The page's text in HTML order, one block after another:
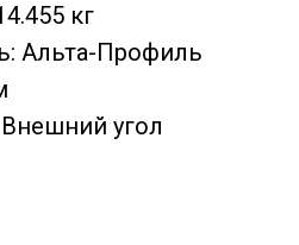
кг
Альта-Профиль
угол